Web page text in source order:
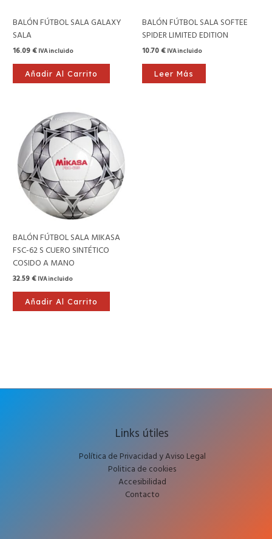
BALÓN FÚTBOL SALA GALAXY
SALA
16.09€ IVA incluido
Añadir Al Carrito
BALÓN FÚTBOL SALA SOFTEE
SPIDER LIMITED EDITION
10.70€ IVA incluido
Leer Más
BALÓN FÚTBOL SALA MIKASA
FSC-62 S CUERO SINTÉTICO
COSIDO A MANO
32.59€ IVA incluido
Añadir Al Carrito
Links útiles
Política de Privacidad y Aviso Legal
Politica de cookies
Accesibilidad
Contacto